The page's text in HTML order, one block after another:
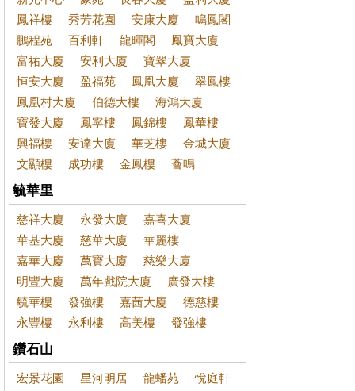
鳳祥樓
秀芳花園 安康大廈
鳴鳳閣
鵬程苑
百利軒 龍暉閣
鳳寶大廈
富祐大廈
安利大廈
寶翠大廈
恒安大廈
盈福苑 鳳凰大廈
翠鳳樓
鳳凰村大廈
伯德大樓
海鴻大廈
寶發大廈
鳳寧樓 鳳錦樓
鳳華樓
興福樓
安達大廈 華芝樓
金城大廈
文顯樓
成功樓 金鳳樓 薈鳴
毓華里
慈祥大廈 永發大廈
嘉喜大廈
華基大廈
慈華大廈
華麗樓
嘉華大廈
萬寶大廈
慈樂大廈
明豐大廈
萬年戲院大廈
廣發大樓
毓華樓
發強樓 嘉茜大廈
德慈樓
永豐樓
永利樓 高美樓 發強樓
鑽石山
宏景花園 星河明居 龍蟠苑
悅庭軒